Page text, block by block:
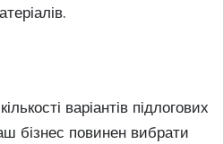
варіантів підлогових
бізнес повинен вибрати